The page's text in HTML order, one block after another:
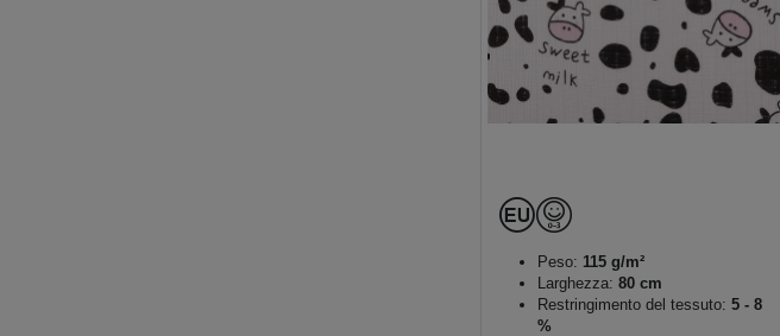
Peso: 115 g/m²
Larghezza: 80 cm
Restringimento del tessuto: 5 - 8
%